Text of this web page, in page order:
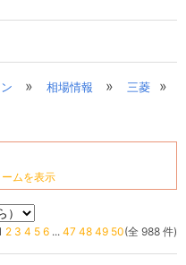
» 相場情報 » 三菱 »
ムを表示
2 3 4 5 6 ... 47 48 49 50(全 988 件)